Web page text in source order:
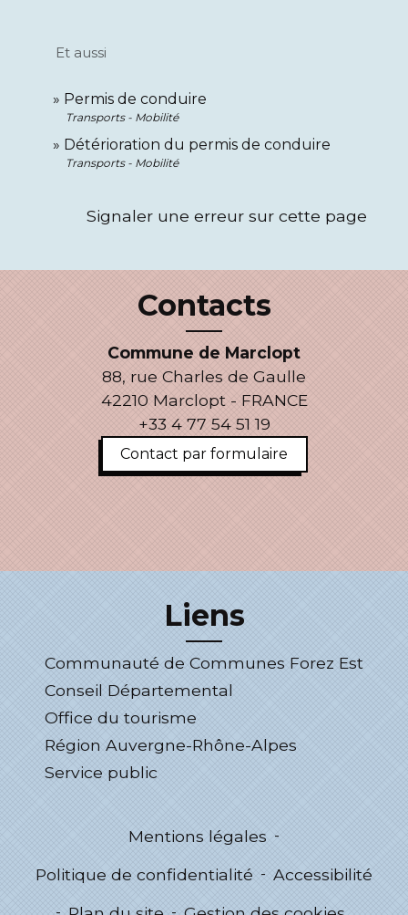
Et aussi
Permis de conduire
Transports - Mobilité
Détérioration du permis de conduire
Transports - Mobilité
Signaler une erreur sur cette page
Contacts
Commune de Marclopt
88, rue Charles de Gaulle
42210 Marclopt - FRANCE
+33 4 77 54 51 19
Contact par formulaire
Liens
Communauté de Communes Forez Est
Conseil Départemental
Office du tourisme
Région Auvergne-Rhône-Alpes
Service public
Mentions légales -
Politique de confidentialité - Accessibilité
- -